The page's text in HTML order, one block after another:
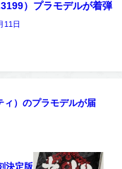
）プラモデルが着弾
11日
ィ）のプラモデルが届
決定版